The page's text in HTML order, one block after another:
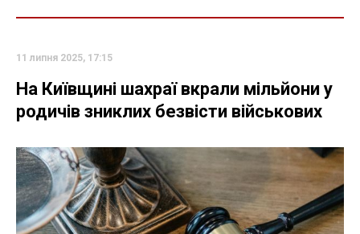
11 липня 2025, 17:15
На Київщині шахраї вкрали мільйони у
родичів зниклих безвісти військових